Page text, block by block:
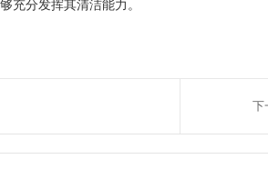
充分发挥其清洁能力。
下